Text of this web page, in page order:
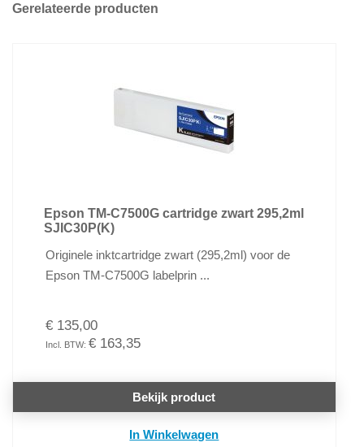
Gerelateerde producten
Epson TM-C7500G cartridge zwart 295,2ml
SJIC30P(K)
Originele inktcartridge zwart (295,2ml) voor de
Epson TM-C7500G labelprin ...
€ 135,00
€ 163,35
Bekijk product
In Winkelwagen